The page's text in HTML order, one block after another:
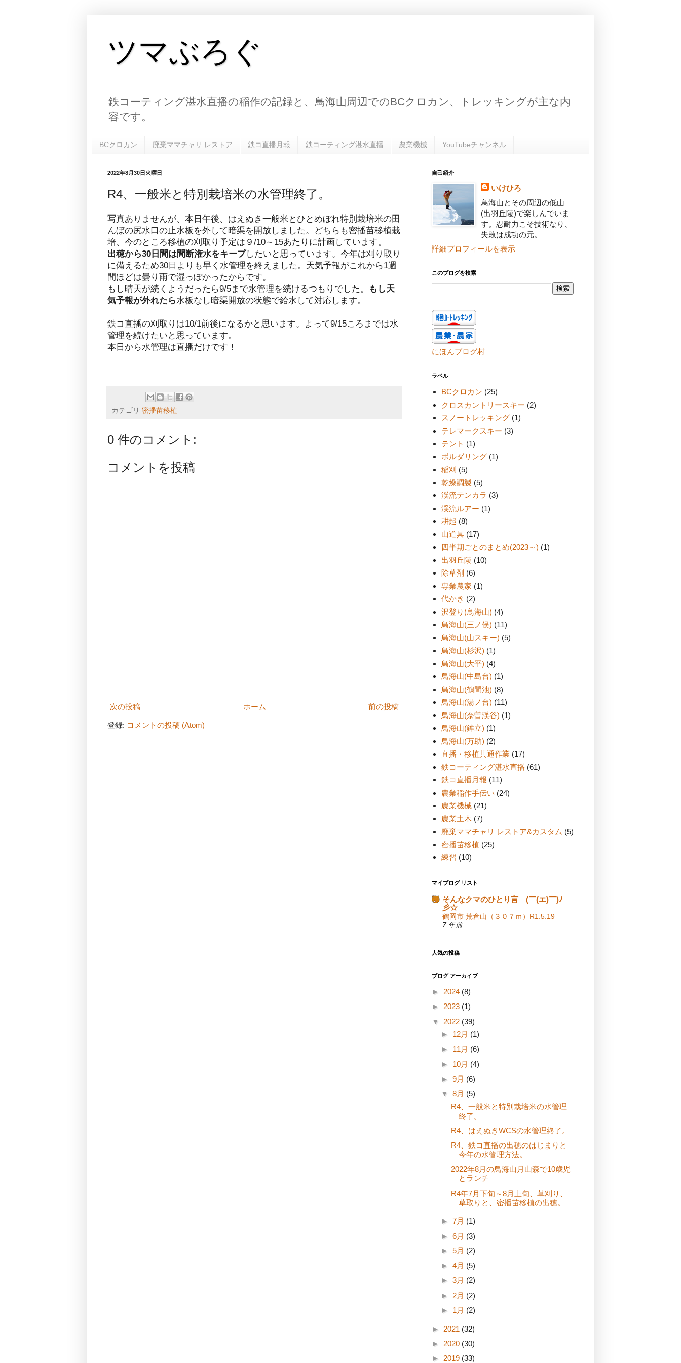
ツマぶろぐ
鉄コーティング湛水直播の稲作の記録と、鳥海山周辺でのBCクロカン、トレッキングが主な内
容です。
BCクロカン 廃棄ママチャリ レストア 鉄コ直播月報 鉄コーティング湛水直播 農業機械 YouTubeチャンネル
2022年8月30日火曜日
R4、一般米と特別栽培米の水管理終了。
写真ありませんが、本日午後、はえぬき一般米とひとめぼれ特別栽培米の田
んぼの尻水口の止水板を外して暗渠を開放しました。どちらも密播苗移植栽
培、今のところ移植の刈取り予定は９/10～15あたりに計画しています。
出穂から30日間は間断潅水をキープしたいと思っています。今年は刈り取り
に備えるため30日よりも早く水管理を終えました。天気予報がこれから1週
間ほどは曇り雨で湿っぽかったからです。
もし晴天が続くようだったら9/5まで水管理を続けるつもりでした。
もし天
気予報が外れたら水板なし暗渠開放の状態で給水して対応します。
鉄コ直播の刈取りは10/1前後になるかと思います。よって9/15ころまでは水
管理を続けたいと思っています。
本日から水管理は直播だけです！
カテゴリ 密播苗移植
0 件のコメント:
コメントを投稿
次の投稿 前の投稿
ホーム
登録: コメントの投稿 (Atom)
自己紹介
いけひろ
鳥海山とその周辺の低山
(出羽丘陵)で楽しんでいま
す。忍耐力こそ技術なり、
失敗は成功の元。
詳細プロフィールを表示
このブログを検索
にほんブログ村
ラベル
BCクロカン (25)
クロスカントリースキー (2)
スノートレッキング (1)
テレマークスキー (3)
テント (1)
ボルダリング (1)
稲刈 (5)
乾燥調製 (5)
渓流テンカラ (3)
渓流ルアー (1)
耕起 (8)
山道具 (17)
四半期ごとのまとめ(2023～) (1)
出羽丘陵 (10)
除草剤 (6)
専業農家 (1)
代かき (2)
沢登り(鳥海山) (4)
鳥海山(三ノ俣) (11)
鳥海山(山スキー) (5)
鳥海山(杉沢) (1)
鳥海山(大平) (4)
鳥海山(中島台) (1)
鳥海山(鶴間池) (8)
鳥海山(湯ノ台) (11)
鳥海山(奈曽渓谷) (1)
鳥海山(鉾立) (1)
鳥海山(万助) (2)
直播・移植共通作業 (17)
鉄コーティング湛水直播 (61)
鉄コ直播月報 (11)
農業稲作手伝い (24)
農業機械 (21)
農業土木 (7)
廃棄ママチャリ レストア&カスタム (5)
密播苗移植 (25)
練習 (10)
マイブログ リスト
そんなクマのひとり言 (￣(エ)￣)ﾉ
彡☆
鶴岡市 荒倉山（３０７ｍ）R1.5.19
7 年前
人気の投稿
ブログ アーカイブ
► 2024 (8)
► 2023 (1)
▼ 2022 (39)
► 12月 (1)
► 11月 (6)
► 10月 (4)
► 9月 (6)
▼ 8月 (5)
R4、一般米と特別栽培米の水管理
終了。
R4、はえぬきWCSの水管理終了。
R4、鉄コ直播の出穂のはじまりと
今年の水管理方法。
2022年8月の鳥海山月山森で10歳児
とランチ
R4年7月下旬～8月上旬、草刈り、
草取りと、密播苗移植の出穂。
► 7月 (1)
► 6月 (3)
► 5月 (2)
► 4月 (5)
► 3月 (2)
► 2月 (2)
► 1月 (2)
► 2021 (32)
► 2020 (30)
► 2019 (33)